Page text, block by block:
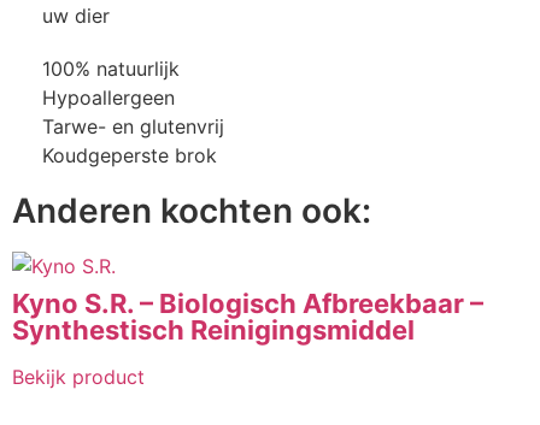
uw dier
100% natuurlijk
Hypoallergeen
Tarwe- en glutenvrij
Koudgeperste brok
Anderen kochten ook:
Kyno S.R. – Biologisch Afbreekbaar –
Synthestisch Reinigingsmiddel
Bekijk product